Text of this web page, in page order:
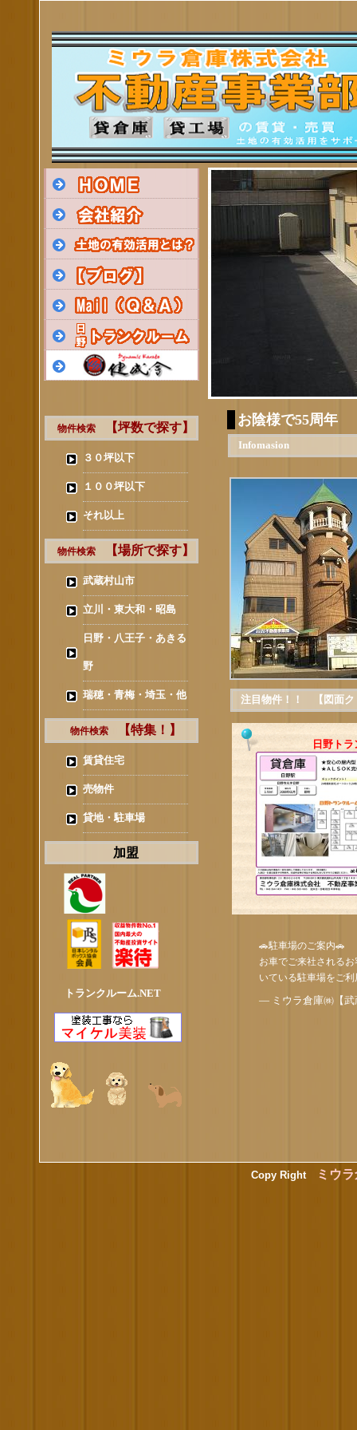
お陰様で55周年
Infomasion
注目物件！！ 【図面ク
日野トラン
🚗駐車場のご案内🚗
お車でご来社される
いている駐車場をご
— ミウラ倉庫㈱【武
物件検索 【坪数で探す】
３０坪以下
１００坪以下
それ以上
物件検索 【場所で探す】
武蔵村山市
立川・東大和・昭島
日野・八王子・あきる
野
瑞穂・青梅・埼玉・他
物件検索 【特集！】
賃貸住宅
売物件
貸地・駐車場
加盟
トランクルーム.NET
Copy Right ミウ